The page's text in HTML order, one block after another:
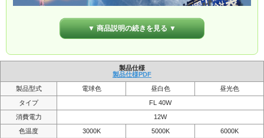
▼ 商品説明の続きを見る ▼
製品仕様
製品仕様PDF
製品型式
電球色 昼白色
昼光色
タイプ
FL 40W
消費電力
12W
色温度
3000K 5000K
6000K